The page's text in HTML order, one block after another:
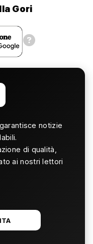
Gori
notizie
di qualità,
ai nostri lettori